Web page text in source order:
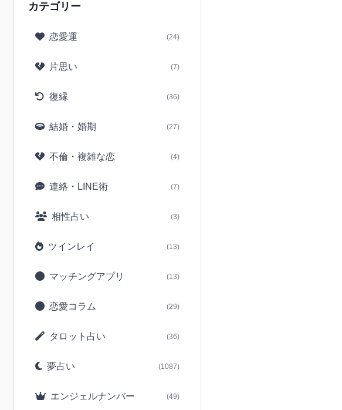
カテゴリー
恋愛運 (24)
片思い (7)
復縁 (36)
結婚・婚期 (27)
不倫・複雑な恋 (4)
連絡・LINE術 (7)
相性占い (3)
ツインレイ (13)
マッチングアプリ (13)
恋愛コラム (29)
タロット占い (36)
夢占い (1087)
エンジェルナンバー (49)